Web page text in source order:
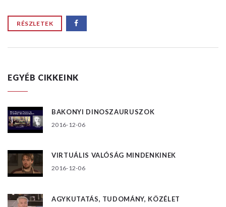
RÉSZLETEK
EGYÉB CIKKEINK
BAKONYI DINOSZAURUSZOK
2016-12-06
VIRTUÁLIS VALÓSÁG MINDENKINEK
2016-12-06
AGYKUTATÁS, TUDOMÁNY, KÖZÉLET